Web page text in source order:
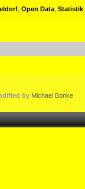
Open Data Statistik
by Michael Bonke